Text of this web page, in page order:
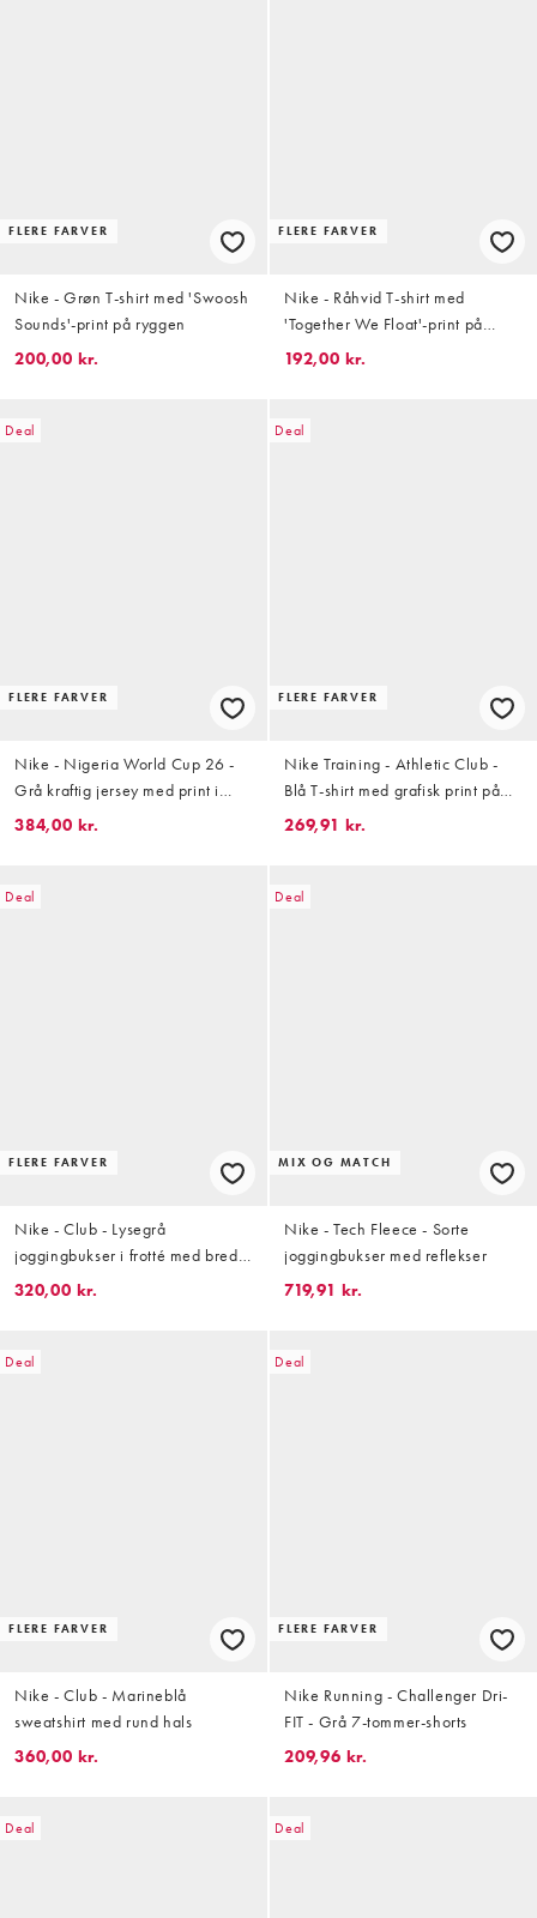
FLERE FARVER
Nike - Grøn T-shirt med 'Swoosh
Sounds'-print på ryggen
200,00 kr.
FLERE FARVER
Nike - Råhvid T-shirt med
'Together We Float'-print på
ryggen
192,00 kr.
Deal
FLERE FARVER
Nike - Nigeria World Cup 26 -
Grå kraftig jersey med print i
retro-stil
384,00 kr.
Deal
FLERE FARVER
Nike Training - Athletic Club -
Blå T-shirt med grafisk print på
ryggen
269,91 kr.
Deal
FLERE FARVER
Nike - Club - Lysegrå
joggingbukser i frotté med brede
kanter
320,00 kr.
Deal
MIX OG MATCH
Nike - Tech Fleece - Sorte
joggingbukser med reflekser
719,91 kr.
Deal
FLERE FARVER
Nike - Club - Marineblå
sweatshirt med rund hals
360,00 kr.
Deal
FLERE FARVER
Nike Running - Challenger Dri-
FIT - Grå 7-tommer-shorts
209,96 kr.
Deal Deal